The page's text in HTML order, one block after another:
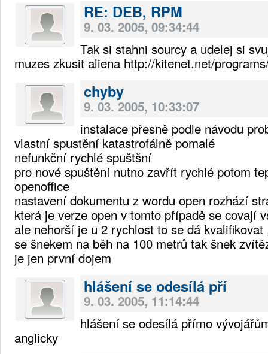
RE: DEB, RPM
9. 03. 2005, 09:34:44
Tak si stahni sourcy a udelej si
muzes zkusit aliena http://kitenet.net/
chyby
9. 03. 2005, 10:33:07
instalace přesně podle návodu
vlastní spustění katastrofálně pomalé
nefunkční rychlé spuštšní
pro nové spuštění nutno zavřít rychlé potom
openoffice
nastavení dokumentu z wordu open rozhází
která je verze open v tomto případě se covají
ale nehorší je u 2 rychlost to se dá
se šnekem na běh na 100 metrů tak šnek
je jen první dojem
hlášení se odesílá pří
9. 03. 2005, 11:14:44
hlášení se odesílá přímo
anglicky